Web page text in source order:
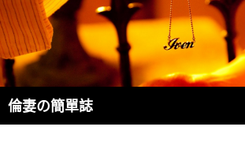
倫妻の簡單誌
Search